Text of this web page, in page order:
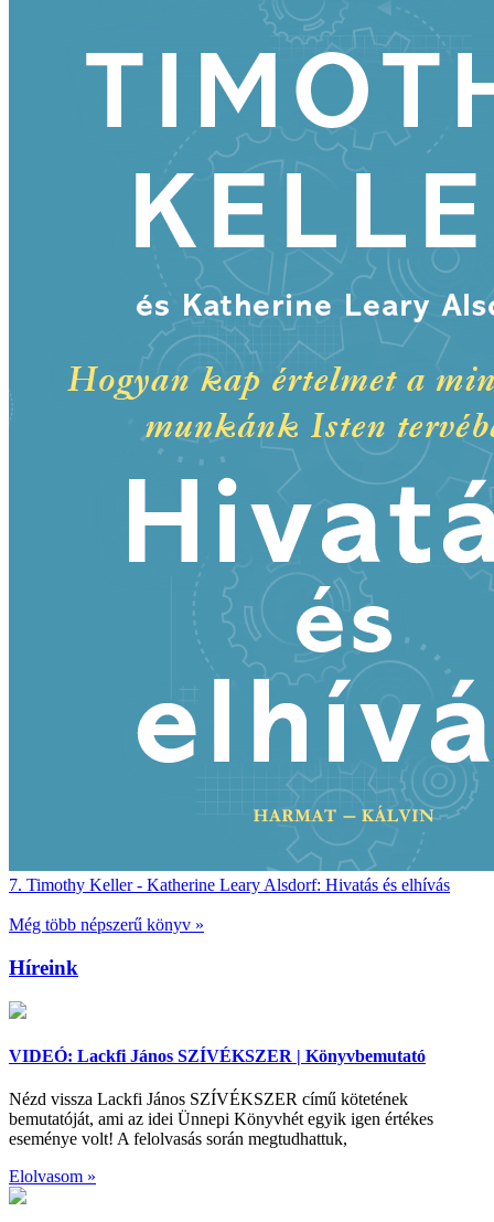
7. Timothy Keller - Katherine Leary Alsdorf: Hivatás és elhívás
Még több népszerű könyv »
Híreink
VIDEÓ: Lackfi János SZÍVÉKSZER | Könyvbemutató
Nézd vissza Lackfi János SZÍVÉKSZER című kötetének
bemutatóját, ami az idei Ünnepi Könyvhét egyik igen értékes
eseménye volt! A felolvasás során megtudhattuk,
Elolvasom »